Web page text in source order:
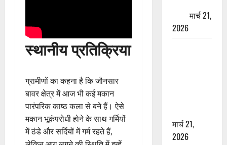
स्थानीय प्रतिक्रिया
ग्रामीणों का कहना है कि जौनसार
बावर क्षेत्र में आज भी कई मकान
पारंपरिक काष्ठ कला से बने हैं। ऐसे
मकान भूकंपरोधी होने के साथ गर्मियों
में ठंडे और सर्दियों में गर्म रहते हैं,
मार्च 21,
2026
मार्च 21,
2026